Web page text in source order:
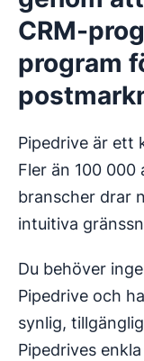
CRM-
program
Pipedrive är ett
Fler än 100 000
branscher drar
intuitiva
Du behöver
Pipedrive och
synlig,
Pipedrives